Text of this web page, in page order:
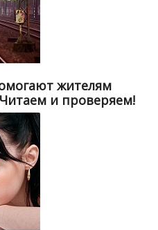
жителям
и проверяем!